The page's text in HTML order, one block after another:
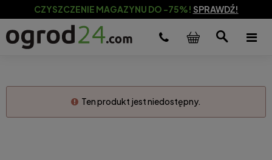
CZYSZCZENIE MAGAZYNU DO -75%! SPRAWDŹ!
Ten produkt jest niedostępny.